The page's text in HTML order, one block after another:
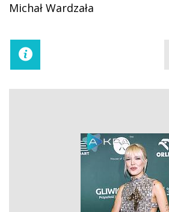
Michał Wardzała